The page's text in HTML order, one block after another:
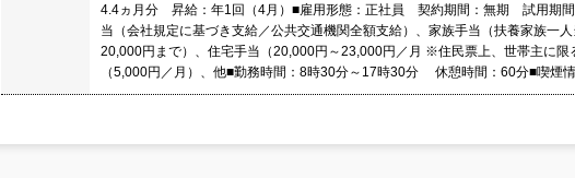
4.4ヵ月分 昇給：年1回（4月）■雇用形態：正社員 契約期間：無期 試用期間
当（会社規定に基づき支給／公共交通機関全額支給）、家族手当（扶養家族一
20,000円まで）、住宅手当（20,000円～23,000円／月 ※住民票上、世帯主に限
（5,000円／月）、他■勤務時間：8時30分～17時30分 休憩時間：60分■喫煙